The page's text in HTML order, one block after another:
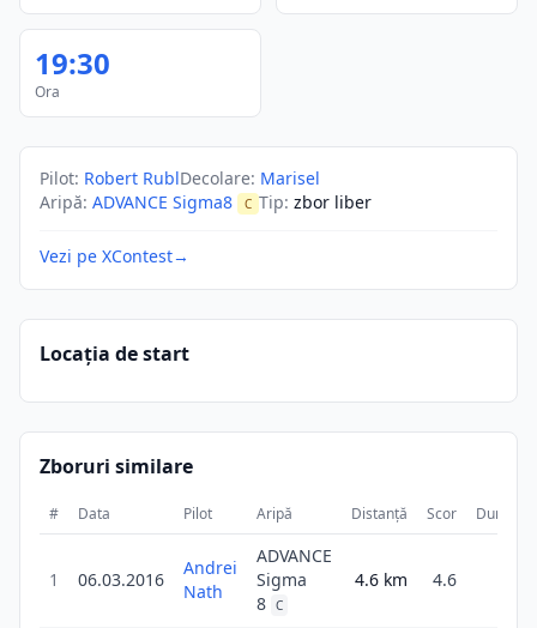
19:30
Ora
Pilot: Robert RublDecolare: Marisel
Aripă: ADVANCE Sigma8 C Tip: zbor liber
Vezi pe XContest→
Locația de start
Zboruri similare
# Data Pilot Aripă Distanță Scor Durată
1 06.03.2016
Andrei
Nath
ADVANCE
Sigma
8 C
4.6 km 4.6